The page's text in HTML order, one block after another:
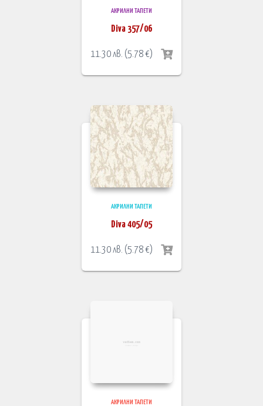
АКРИЛНИ ТАПЕТИ
Diva 357/06
11.30лв. (5.78€)
АКРИЛНИ ТАПЕТИ
Diva 405/05
11.30лв. (5.78€)
АКРИЛНИ ТАПЕТИ